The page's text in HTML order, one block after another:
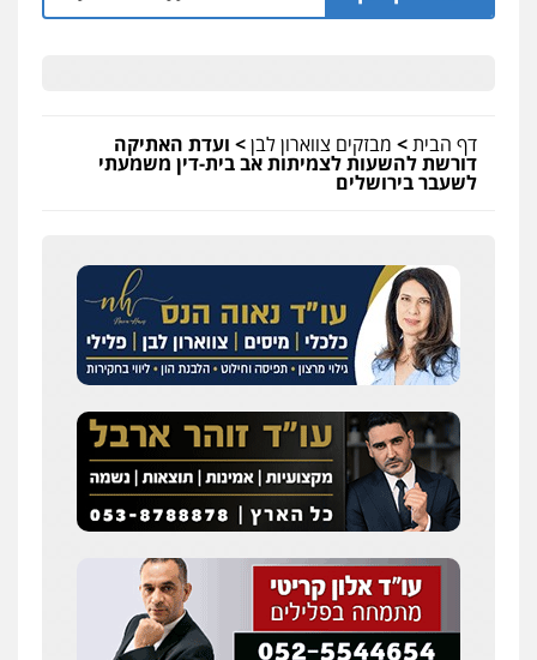
דף הבית> מבזקים צווארון לבן> ועדת האתיקה
דורשת להשעות לצמיתות אב בית-דין משמעתי
לשעבר בירושלים